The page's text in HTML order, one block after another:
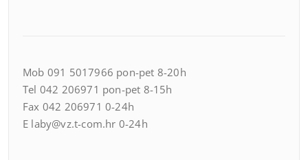
Mob 091 5017966 pon-pet 8-20h
Tel 042 206971 pon-pet 8-15h
Fax 042 206971 0-24h
E laby@vz.t-com.hr 0-24h